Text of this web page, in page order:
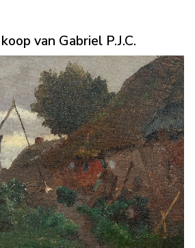
van Gabriel P.J.C.